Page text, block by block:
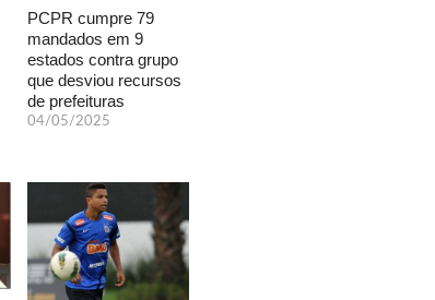
PCPR cumpre 79
mandados em 9
estados contra grupo
que desviou recursos
de prefeituras
04/05/2025